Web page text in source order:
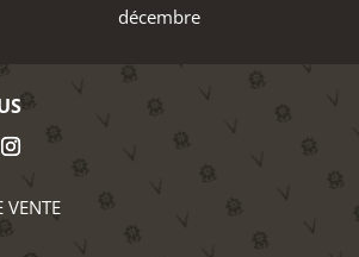
décembre
VENTE